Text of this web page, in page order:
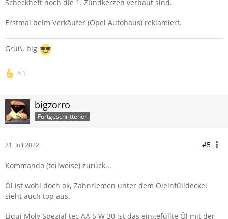
Scheckheft noch die 1. Zündkerzen verbaut sind.
Erstmal beim Verkäufer (Opel Autohaus) reklamiert.
Gruß, big
1
bigzorro
Fortgeschrittener
21. Juli 2022 #5
Kommando (teilweise) zurück...
Öl ist wohl doch ok, Zahnriemen unter dem Öleinfülldeckel
sieht auch top aus.
Liqui Moly Spezial tec AA 5 W 30 ist das eingefüllte Öl mit der